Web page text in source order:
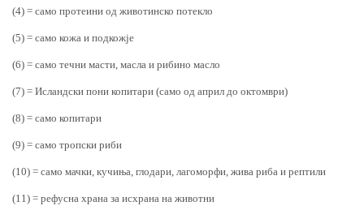
(4) = само протеини од животинско потекло
(5) = само кожа и подкожје
(6) = само течни масти, масла и рибино масло
(7) = Исландски пони копитари (само од април до октомври)
(8) = само копитари
(9) = само тропски риби
(10) = само мачки, кучиња, глодари, лагоморфи, жива риба и рептили
(11) = рефусна храна за исхрана на животни